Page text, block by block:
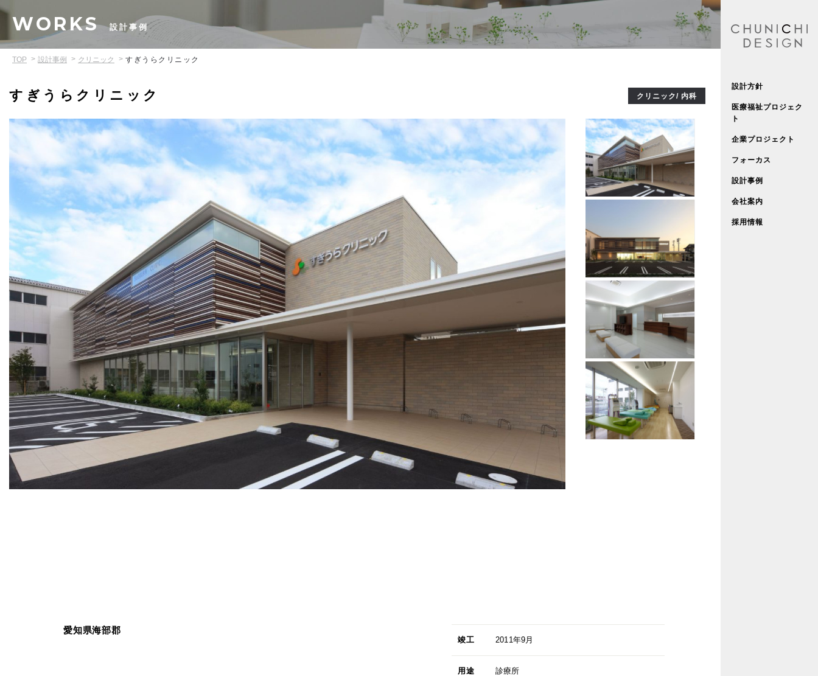
設計方針
医療福祉プロジェク
ト
企業プロジェクト
フォーカス
設計事例
会社案内
採用情報
WORKS 設計事例
TOP 設計事例 クリニック すぎうらクリニック
クリニック/ 内科
すぎうらクリニック
愛知県海部郡
竣工 2011年9月
用途 診療所